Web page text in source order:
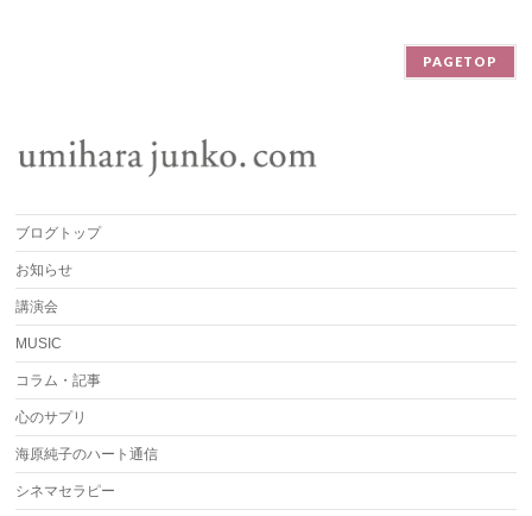
PAGETOP
ブログトップ
お知らせ
講演会
MUSIC
コラム・記事
心のサプリ
海原純子のハート通信
シネマセラピー